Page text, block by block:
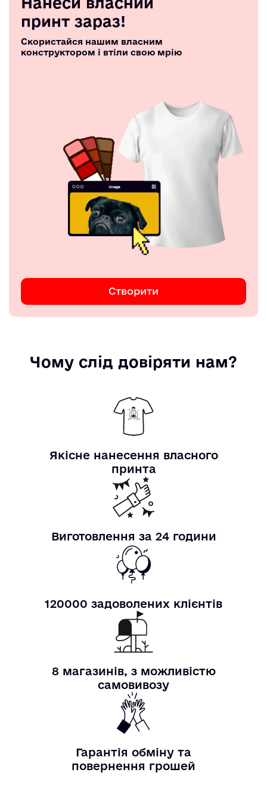
принт зараз!
Скористайся нашим власним
конструктором і втіли свою мрію
Створити
Чому слід довіряти нам?
Якісне нанесення власного
принта
Виготовлення за 24 години
120000 задоволених клієнтів
8 магазинів, з можливістю
самовивозу
Гарантія обміну та
повернення грошей